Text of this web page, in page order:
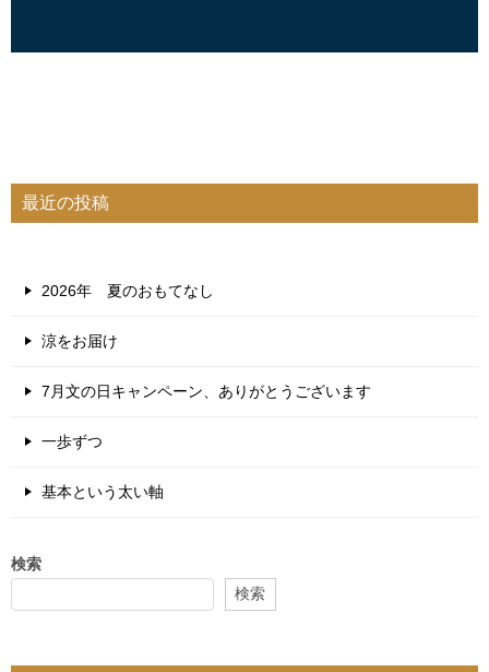
最近の投稿
2026年 夏のおもてなし
涼をお届け
7月文の日キャンペーン、ありがとうございます
一歩ずつ
基本という太い軸
検索
検索